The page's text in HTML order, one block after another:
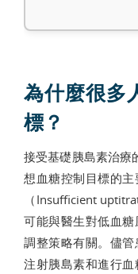
為什麼很多
標？
接受基礎胰島素治療
想血糖控制目標的
（Insufficient
可能與醫生對低血
調整策略有關。儘
注射胰島素和進行